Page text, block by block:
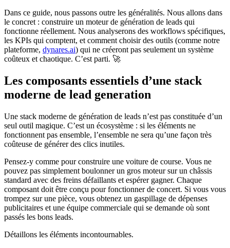
Dans ce guide, nous passons outre les généralités. Nous allons dans
le concret : construire un moteur de génération de leads qui
fonctionne réellement. Nous analyserons des workflows spécifiques,
les KPIs qui comptent, et comment choisir des outils (comme notre
plateforme, dynares.ai) qui ne créeront pas seulement un système
coûteux et chaotique. C’est parti. 🚀
Les composants essentiels d’une stack
moderne de lead generation
Une stack moderne de génération de leads n’est pas constituée d’un
seul outil magique. C’est un écosystème : si les éléments ne
fonctionnent pas ensemble, l’ensemble ne sera qu’une façon très
coûteuse de générer des clics inutiles.
Pensez-y comme pour construire une voiture de course. Vous ne
pouvez pas simplement boulonner un gros moteur sur un châssis
standard avec des freins défaillants et espérer gagner. Chaque
composant doit être conçu pour fonctionner de concert. Si vous vous
trompez sur une pièce, vous obtenez un gaspillage de dépenses
publicitaires et une équipe commerciale qui se demande où sont
passés les bons leads.
Détaillons les éléments incontournables.